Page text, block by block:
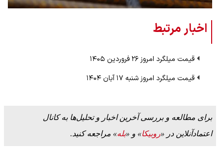
اخبار مرتبط
قیمت میلگرد امروز ۲۶ فروردین ۱۴۰۵
قیمت میلگرد امروز شنبه ۱۷ آبان ۱۴۰۴
برای مطالعه و بررسی آخرین اخبار و تحلیل‌ها به کانال
اعتمادآنلاین در «روبیکا» و «بله» مراجعه کنید.